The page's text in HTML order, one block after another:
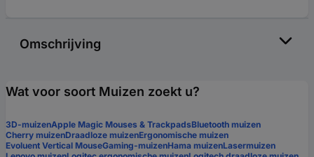
Omschrijving
Wat voor soort Muizen zoekt u?
3D-muizenApple Magic Mouses & TrackpadsBluetooth muizen
Cherry muizenDraadloze muizenErgonomische muizen
Evoluent Vertical MouseGaming-muizenHama muizenLasermuizen